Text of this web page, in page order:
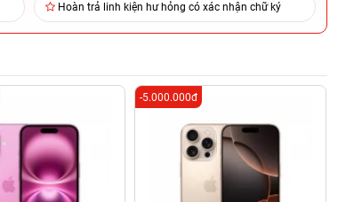
Hoàn trả linh kiện hư hỏng có xác nhận chữ ký
-5.000.000đ